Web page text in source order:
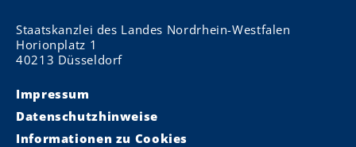
Staatskanzlei des Landes Nordrhein-Westfalen
Horionplatz 1
40213 Düsseldorf
Impressum
Datenschutzhinweise
Informationen zu Cookies